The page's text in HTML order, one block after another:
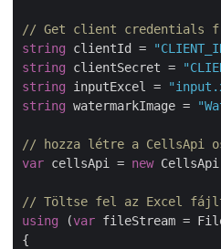
// Get client credentials
string clientId =
string clientSecret =
string inputExcel =
string watermarkImage =
// hozza létre a CellsApi
var cellsApi = new
// Töltse fel az Excel fájlt
using (var fileStream =
{